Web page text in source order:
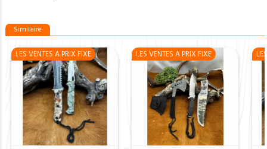
Similaire
LES VENTES A PRIX FIXE LES VENTES A PRIX FIXE